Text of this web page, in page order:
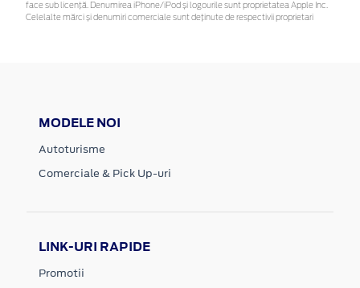
face sub licență. Denumirea iPhone/iPod și logourile sunt proprietatea Apple Inc.
Celelalte mărci și denumiri comerciale sunt deținute de respectivii proprietari
MODELE NOI
Autoturisme
Comerciale & Pick Up-uri
LINK-URI RAPIDE
Promotii